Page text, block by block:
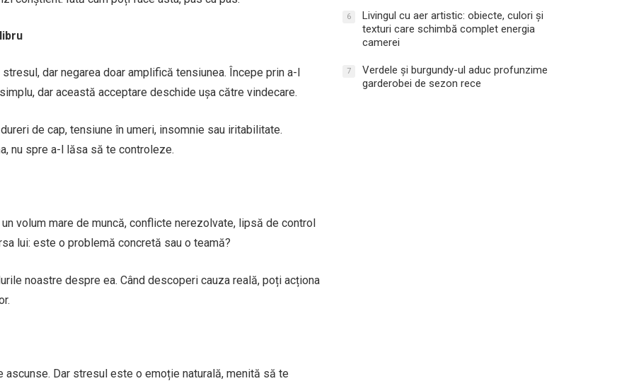
dar negarea doar amplifică tensiunea. Începe prin a-l
dar această acceptare deschide ușa către vindecare.
de cap, tensiune în umeri, insomnie sau iritabilitate.
nu spre a-l lăsa să te controleze.
volum mare de muncă, conflicte nerezolvate, lipsă de control
lui: este o problemă concretă sau o teamă?
noastre despre ea. Când descoperi cauza reală, poți acționa
Dar stresul este o emoție naturală, menită să te
6
Livingul cu aer artistic: obiecte, culori și
texturi care schimbă complet energia
camerei
7
Verdele și burgundy-ul aduc profunzime
garderobei de sezon rece